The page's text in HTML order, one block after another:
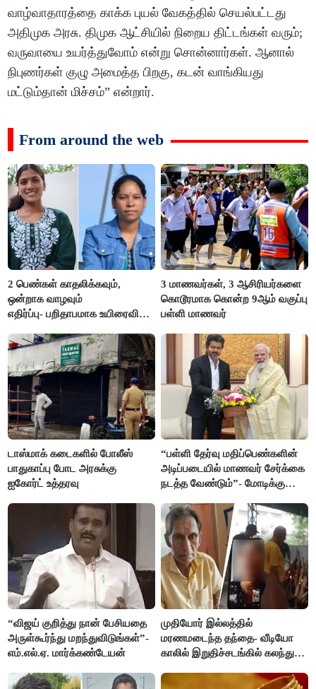
வாழ்வாதாரத்தை காக்க புயல் வேகத்தில் செயல்பட்டது
அதிமுக அரசு. திமுக ஆட்சியில் நிறைய திட்டங்கள் வரும்;
வருவாயை உயர்த்துவோம் என்று சொன்னார்கள். ஆனால்
நிபுணர்கள் குழு அமைத்த பிறகு, கடன் வாங்கியது
மட்டும்தான் மிச்சம்” என்றார்.
From around the web
2 பெண்கள் காதலிக்கவும்,
ஒன்றாக வாழவும்
எதிர்ப்பு- பறிதாபமாக உயிரைவிட்ட
3 மாணவர்கள், 3 ஆசிரியர்களை
கொடூரமாக கொன்ற 9ஆம் வகுப்பு
பள்ளி மாணவர்
டாஸ்மாக் கடைகளில் போலீஸ்
பாதுகாப்பு போட அரசுக்கு
ஐகோர்ட் உத்தரவு
“பள்ளி தேர்வு மதிப்பெண்களின்
அடிப்படையில் மாணவர் சேர்க்கை
நடத்த வேண்டும்”- மோடிக்கு
“விஜய் குறித்து நான் பேசியதை
அருள்கூர்ந்து மறந்துவிடுங்கள்”-
எம்.எல்.ஏ. மார்க்கண்டேயன்
முதியோர் இல்லத்தில்
மரணமடைந்த தந்தை- வீடியோ
காலில் இறுதிச்சடங்கில் கலந்து